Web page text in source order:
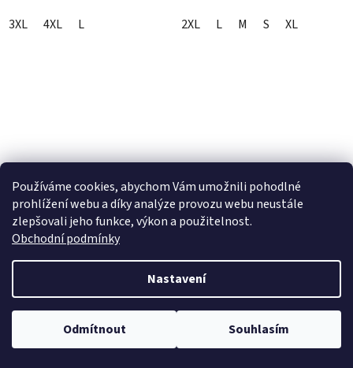
Používáme cookies, abychom Vám umožnili pohodlné
prohlížení webu a díky analýze provozu webu neustále
zlepšovali jeho funkce, výkon a použitelnost.
Obchodní podmínky
Nastavení
Odmítnout Souhlasím
3XL 4XL L 2XL L M S XL
airbagová vesta TECH-
AIR®OFF-ROAD system,
ALPINESTARS (černá/
skladem
24 590 Kč
DETAIL
ARMATIC 100'% brýle
Neon Orange, stříbrné
skladem
2 200 Kč
DO KOŠÍKU